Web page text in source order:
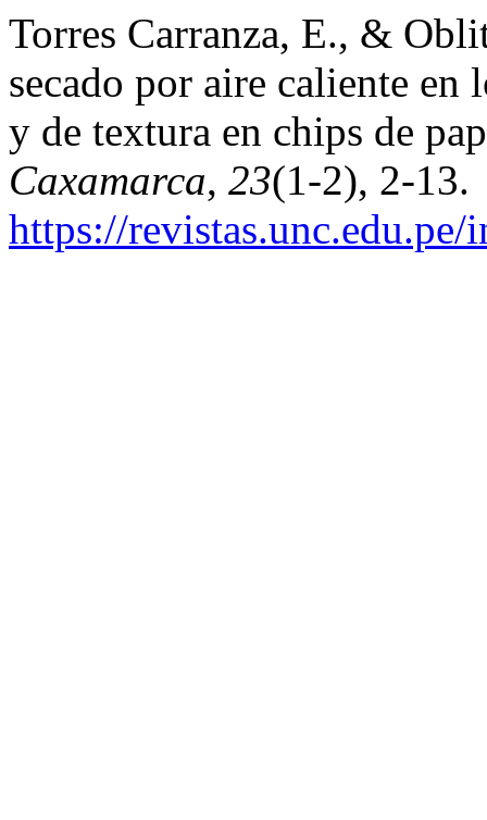
Torres Carranza, E., &
secado por aire caliente en
y de textura en chips de
Caxamarca, 23(1-2), 2-13.
https://